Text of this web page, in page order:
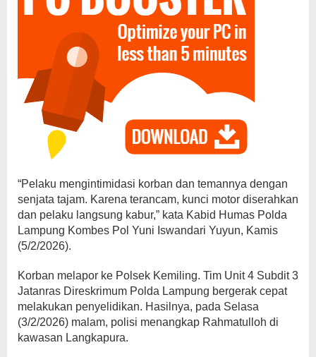
“Pelaku mengintimidasi korban dan temannya dengan
senjata tajam. Karena terancam, kunci motor diserahkan
dan pelaku langsung kabur,” kata Kabid Humas Polda
Lampung Kombes Pol Yuni Iswandari Yuyun, Kamis
(5/2/2026).
Korban melapor ke Polsek Kemiling. Tim Unit 4 Subdit 3
Jatanras Direskrimum Polda Lampung bergerak cepat
melakukan penyelidikan. Hasilnya, pada Selasa
(3/2/2026) malam, polisi menangkap Rahmatulloh di
kawasan Langkapura.